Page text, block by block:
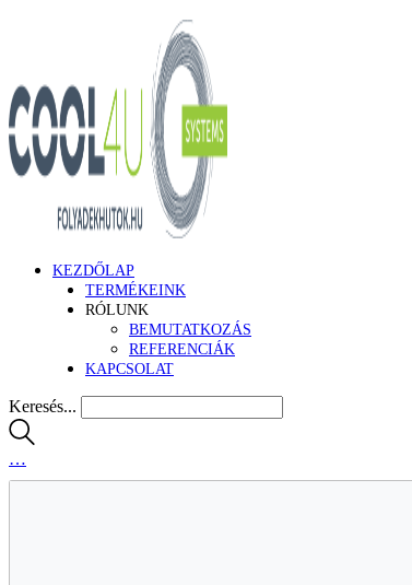
KEZDŐLAP
TERMÉKEINK
RÓLUNK
BEMUTATKOZÁS
REFERENCIÁK
KAPCSOLAT
Keresés...
…